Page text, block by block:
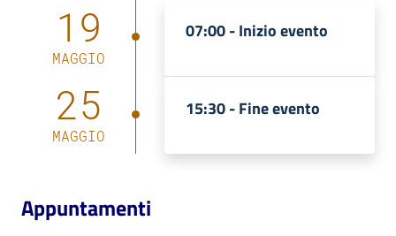
19
MAGGIO
07:00 -Inizio evento
25
MAGGIO
15:30 -Fine evento
Appuntamenti